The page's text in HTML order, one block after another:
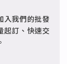
入我們的批發
起訂、快速交